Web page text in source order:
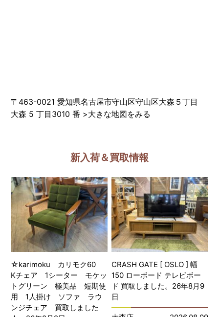
〒463-0021 愛知県名古屋市守山区守山区大森５丁目
大森 5 丁目3010 番 >大きな地図をみる
新入荷＆買取情報
☆karimoku カリモク60
Kチェア 1シーター モケッ
トグリーン 極美品 短期使
用 1人掛け ソファ ラウ
ンジチェア 買取しました
CRASH GATE [ OSLO ] 幅
150 ローボード テレビボー
ド 買取しました。26年8月9
日